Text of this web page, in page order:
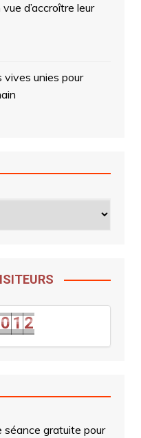
d’accroître leur
vives unies pour
0
0
1
1 2
1
séance gratuite pour